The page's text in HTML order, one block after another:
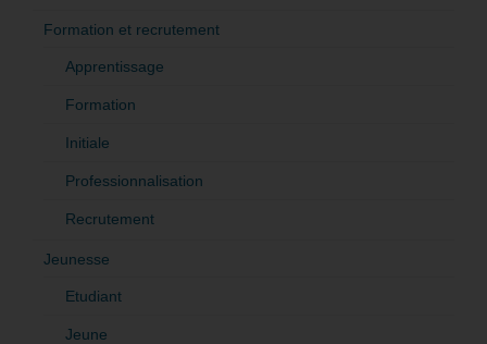
Formation et recrutement
Apprentissage
Formation
Initiale
Professionnalisation
Recrutement
Jeunesse
Etudiant
Jeune